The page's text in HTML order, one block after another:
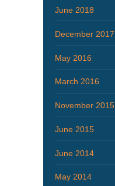
June 2018
December 2017
May 2016
March 2016
November 2015
June 2015
June 2014
May 2014